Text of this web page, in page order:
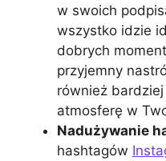
w swoich
wszystko idzie
dobrych
przyjemny
również
atmosferę w
Nadużywanie
hashtagów